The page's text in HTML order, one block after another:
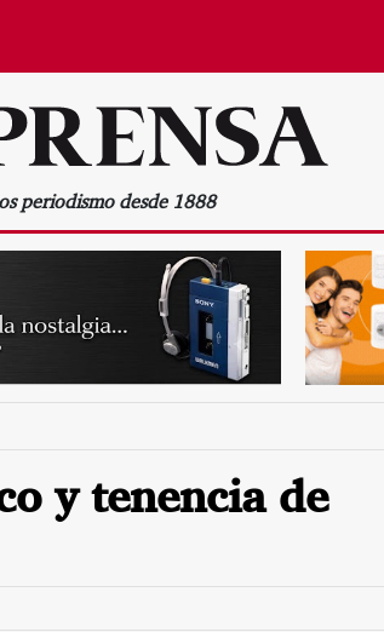
periodismo desde 1888
y tenencia de